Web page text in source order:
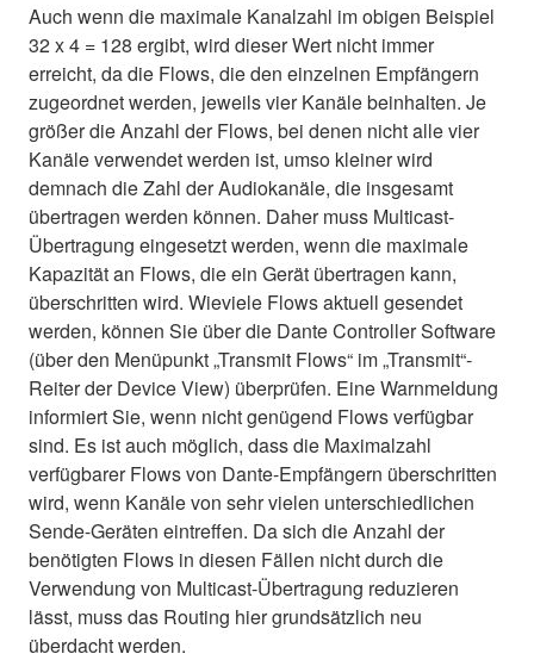
Auch wenn die maximale Kanalzahl im obigen Beispiel
32 x 4 = 128 ergibt, wird dieser Wert nicht immer
erreicht, da die Flows, die den einzelnen Empfängern
zugeordnet werden, jeweils vier Kanäle beinhalten. Je
größer die Anzahl der Flows, bei denen nicht alle vier
Kanäle verwendet werden ist, umso kleiner wird
demnach die Zahl der Audiokanäle, die insgesamt
übertragen werden können. Daher muss Multicast-
Übertragung eingesetzt werden, wenn die maximale
Kapazität an Flows, die ein Gerät übertragen kann,
überschritten wird. Wieviele Flows aktuell gesendet
werden, können Sie über die Dante Controller Software
(über den Menüpunkt „Transmit Flows“ im „Transmit“-
Reiter der Device View) überprüfen. Eine Warnmeldung
informiert Sie, wenn nicht genügend Flows verfügbar
sind. Es ist auch möglich, dass die Maximalzahl
verfügbarer Flows von Dante-Empfängern überschritten
wird, wenn Kanäle von sehr vielen unterschiedlichen
Sende-Geräten eintreffen. Da sich die Anzahl der
benötigten Flows in diesen Fällen nicht durch die
Verwendung von Multicast-Übertragung reduzieren
lässt, muss das Routing hier grundsätzlich neu
überdacht werden.